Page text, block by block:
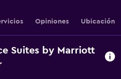
Opiniones Ubicación
Suites by Marriott